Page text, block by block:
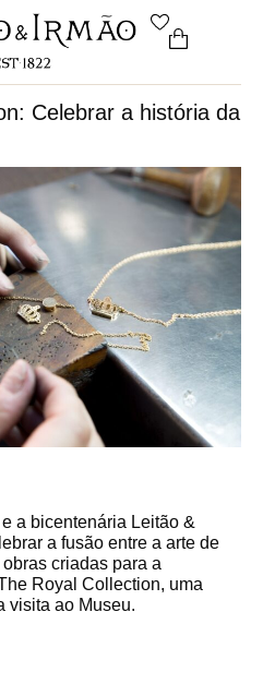
Celebrar a história da
a bicentenária Leitão &
a fusão entre a arte de
criadas para a
Royal Collection, uma
visita ao Museu.